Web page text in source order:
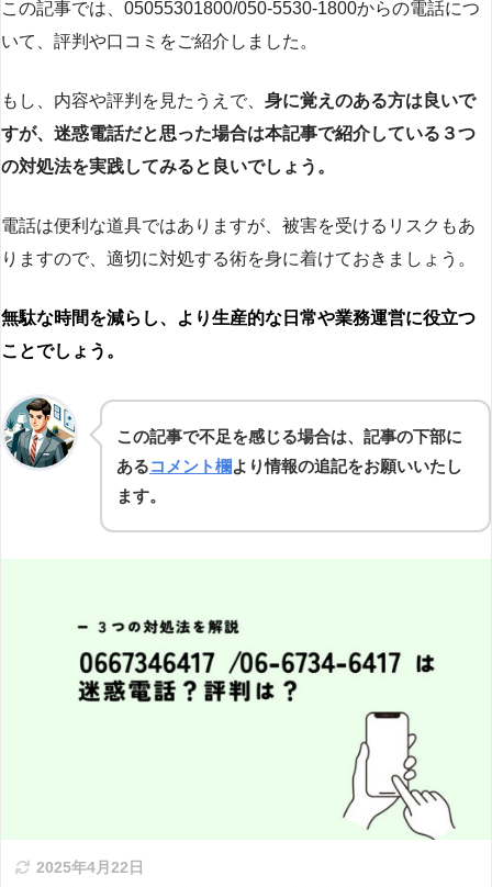
この記事では、05055301800/050-5530-1800からの電話につ
いて、評判や口コミをご紹介しました。
もし、内容や評判を見たうえで、 身に覚えのある方は良いで
すが、迷惑電話だと思った場合は本記事で紹介している３つ
の対処法を実践してみると良いでしょう。
電話は便利な道具ではありますが、被害を受けるリスクもあ
りますので、適切に対処する術を身に着けておきましょう。
無駄な時間を減らし、より生産的な日常や業務運営に役立つ
ことでしょう。
この記事で不足を感じる場合は、記事の下部に
あるコメント欄より情報の追記をお願いいたし
ます。
2025年4月22日